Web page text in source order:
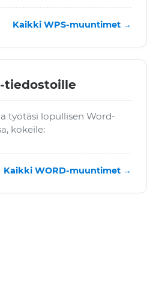
Kaikki WPS-muuntimet →
tiedostoille
työtäsi lopullisen Word-
kokeile:
Kaikki WORD-muuntimet →